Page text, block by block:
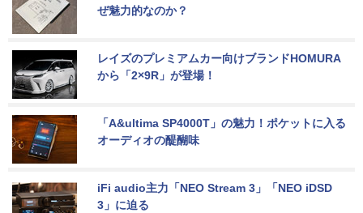
ぜ魅力的なのか？
レイズのプレミアムカー向けブランドHOMURA
から「2×9R」が登場！
「A&ultima SP4000T」の魅力！ポケットに入る
オーディオの醍醐味
iFi audio主力「NEO Stream 3」「NEO iDSD
3」に迫る